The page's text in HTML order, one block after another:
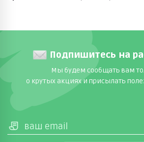
Менеджеры магазина готовы
вопросы по телефону: +7 (495) 788-
Подпишитесь на
Мы будем сообщать вам
о крутых акциях и присылать